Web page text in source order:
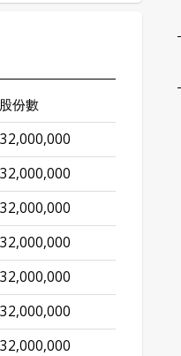
份數